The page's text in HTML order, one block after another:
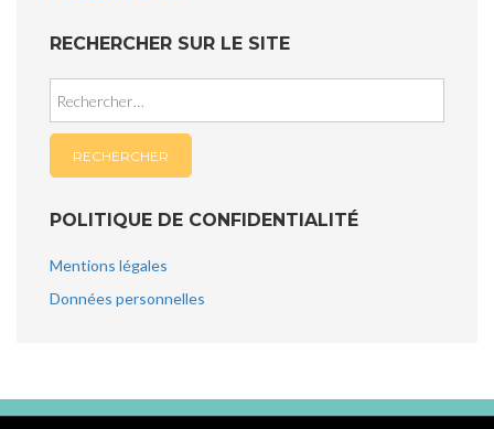
RECHERCHER SUR LE SITE
POLITIQUE DE CONFIDENTIALITÉ
Mentions légales
Données personnelles